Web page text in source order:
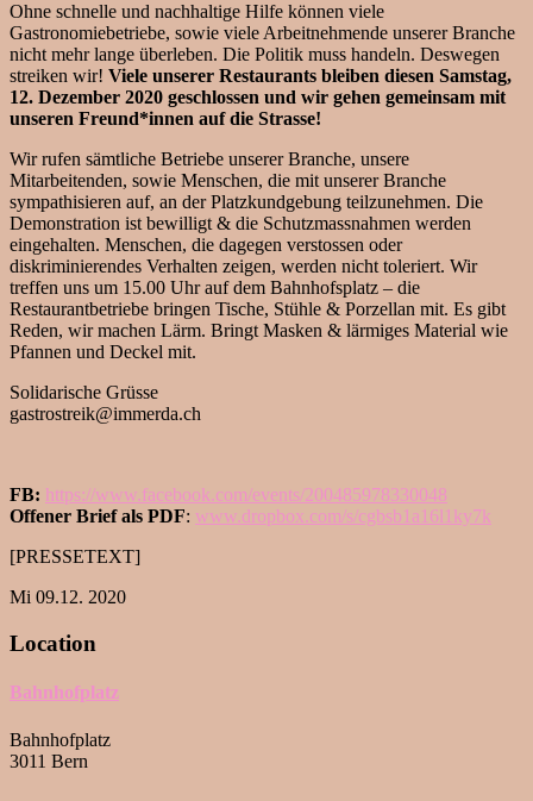
Ohne schnelle und nachhaltige Hilfe können viele
Gastronomiebetriebe, sowie viele Arbeitnehmende unserer Branche
nicht mehr lange überleben. Die Politik muss handeln. Deswegen
streiken wir! Viele unserer Restaurants bleiben diesen Samstag,
12. Dezember 2020 geschlossen und wir gehen gemeinsam mit
unseren Freund*innen auf die Strasse!
Wir rufen sämtliche Betriebe unserer Branche, unsere
Mitarbeitenden, sowie Menschen, die mit unserer Branche
sympathisieren auf, an der Platzkundgebung teilzunehmen. Die
Demonstration ist bewilligt & die Schutzmassnahmen werden
eingehalten. Menschen, die dagegen verstossen oder
diskriminierendes Verhalten zeigen, werden nicht toleriert. Wir
treffen uns um 15.00 Uhr auf dem Bahnhofsplatz – die
Restaurantbetriebe bringen Tische, Stühle & Porzellan mit. Es gibt
Reden, wir machen Lärm. Bringt Masken & lärmiges Material wie
Pfannen und Deckel mit.
Solidarische Grüsse
gastrostreik@immerda.ch
FB: https://www.facebook.com/events/200485978330048
Offener Brief als PDF: www.dropbox.com/s/cgbsb1a16l1ky7k
[PRESSETEXT]
Mi 09.12. 2020
Location
Bahnhofplatz
Bahnhofplatz
3011 Bern